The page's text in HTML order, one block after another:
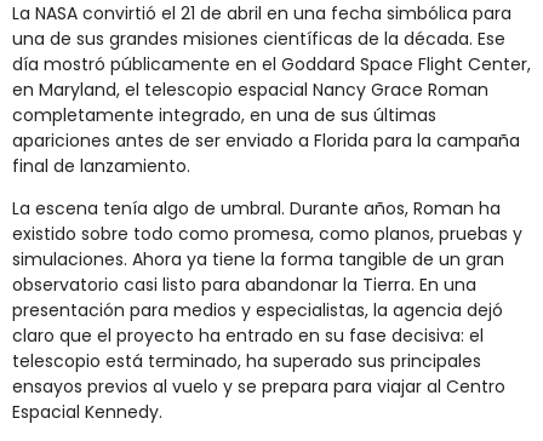
La NASA convirtió el 21 de abril en una fecha simbólica para
una de sus grandes misiones científicas de la década. Ese
día mostró públicamente en el Goddard Space Flight Center,
en Maryland, el telescopio espacial Nancy Grace Roman
completamente integrado, en una de sus últimas
apariciones antes de ser enviado a Florida para la campaña
final de lanzamiento.
La escena tenía algo de umbral. Durante años, Roman ha
existido sobre todo como promesa, como planos, pruebas y
simulaciones. Ahora ya tiene la forma tangible de un gran
observatorio casi listo para abandonar la Tierra. En una
presentación para medios y especialistas, la agencia dejó
claro que el proyecto ha entrado en su fase decisiva: el
telescopio está terminado, ha superado sus principales
ensayos previos al vuelo y se prepara para viajar al Centro
Espacial Kennedy.